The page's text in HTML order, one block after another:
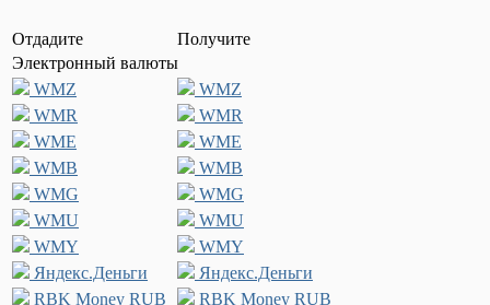
Отдадите
Получите
Электронный валюты
WMZ
WMZ
WMR
WMR
WME
WME
WMB
WMB
WMG
WMG
WMU
WMU
WMY
WMY
Яндекс.Деньги
Яндекс.Деньги
RBK Money RUB
RBK Money RUB